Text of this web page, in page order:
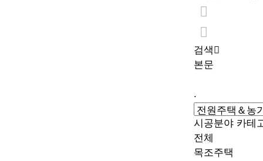
검색
본문
.
시공분야 카테
전체
목조주택